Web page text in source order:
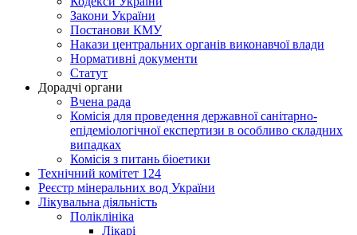
Закони України
Постанови КМУ
Накази центральних органів виконавчої влади
Нормативні документи
Статут
Дорадчі органи
Вчена рада
Комісія для проведення державної санітарно-
епідеміологічної експертизи в особливо складних
випадках
Комісія з питань біоетики
Технічний комітет 124
Реєстр мінеральних вод України
Лікувальна діяльність
Поліклініка
Лікарі